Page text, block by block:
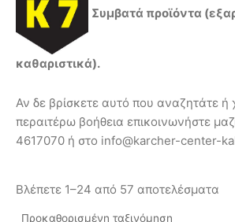
ΚΑΘΑΡΙΣΤΙΚΑ
ΥΠΗΡΕΣΙΕΣ-ΝΕΑ-ΛΥΣΕΙΣ
Συμβατά προϊόντα
καθαριστικά).
Αν δε βρίσκετε αυτό που αναζητάτε ή
περαιτέρω βοήθεια επικοινωνήστε
4617070 ή στο info@karcher-center-
Βλέπετε 1–24 από 57 αποτελέσματα